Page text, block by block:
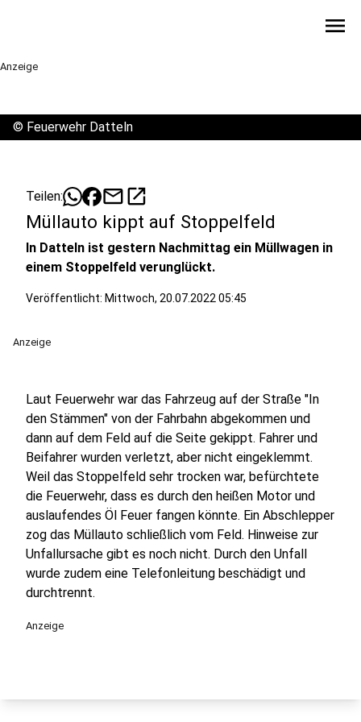
menu
Anzeige
© Feuerwehr Datteln
Teilen: mailopen_in_new
Müllauto kippt auf Stoppelfeld
In Datteln ist gestern Nachmittag ein Müllwagen in
einem Stoppelfeld verunglückt.
Veröffentlicht: Mittwoch, 20.07.2022 05:45
Anzeige
Laut Feuerwehr war das Fahrzeug auf der Straße "In
den Stämmen" von der Fahrbahn abgekommen und
dann auf dem Feld auf die Seite gekippt. Fahrer und
Beifahrer wurden verletzt, aber nicht eingeklemmt.
Weil das Stoppelfeld sehr trocken war, befürchtete
die Feuerwehr, dass es durch den heißen Motor und
auslaufendes Öl Feuer fangen könnte. Ein Abschlepper
zog das Müllauto schließlich vom Feld. Hinweise zur
Unfallursache gibt es noch nicht. Durch den Unfall
wurde zudem eine Telefonleitung beschädigt und
durchtrennt.
Anzeige